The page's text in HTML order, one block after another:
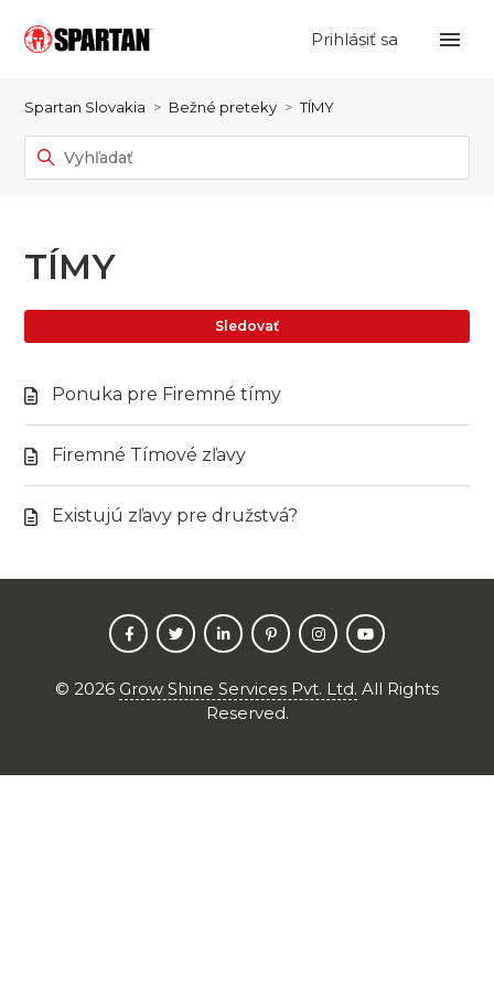
Prihlásiť sa
Spartan Slovakia Bežné preteky TÍMY
TÍMY
Sledovať
Ponuka pre Firemné tímy
Firemné Tímové zľavy
Existujú zľavy pre družstvá?
© 2026 Grow Shine Services Pvt. Ltd. All Rights
Reserved.